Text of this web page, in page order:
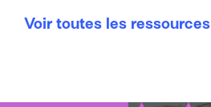
Voir toutes les ressources